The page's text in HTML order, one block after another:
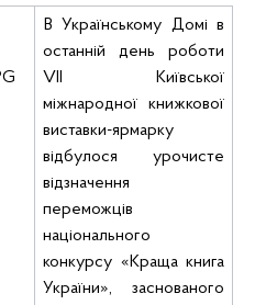
В Українському Домі в
останній день роботи
VII Київської
міжнародної книжкової
виставки-ярмарку
відбулося урочисте
відзначення
переможців
національного
конкурсу «Краща книга
України», заснованого